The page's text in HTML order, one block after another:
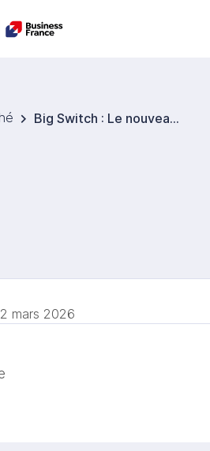
Big Switch : Le nouveau système du Metro Tunnel de Melbourne est désormais opérationnel !
mars 2026